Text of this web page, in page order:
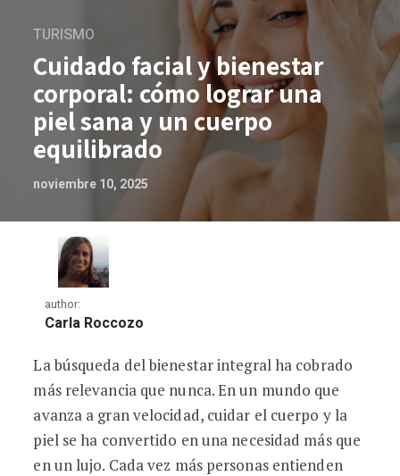
TURISMO
Cuidado facial y bienestar
corporal: cómo lograr una
piel sana y un cuerpo
equilibrado
noviembre 10, 2025
author:
Carla Roccozo
Cuidado facial y bienestar corporal:
La búsqueda del bienestar integral ha cobrado
más relevancia que nunca. En un mundo que
avanza a gran velocidad, cuidar el cuerpo y la
piel se ha convertido en una necesidad más que
en un lujo. Cada vez más personas entienden